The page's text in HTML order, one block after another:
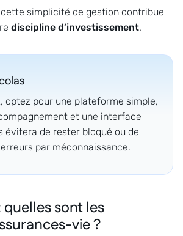
simplicité de gestion contribue
discipline d’investissement.
optez pour une plateforme simple,
et une interface
évitera de rester bloqué ou de
par méconnaissance.
sont les
vie ?